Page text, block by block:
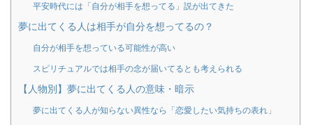
平安時代には「自分が相手を想ってる」説が出てきた
夢に出てくる人は相手が自分を想ってるの？
自分が相手を想っている可能性が高い
スピリチュアルでは相手の念が届いてるとも考えられる
【人物別】夢に出てくる人の意味・暗示
夢に出てくる人が知らない異性なら「恋愛したい気持ちの表れ」